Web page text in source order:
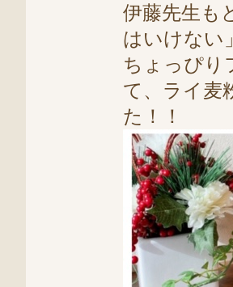
伊藤先生も
はいけない
ちょっぴり
て、ライ麦
た！！